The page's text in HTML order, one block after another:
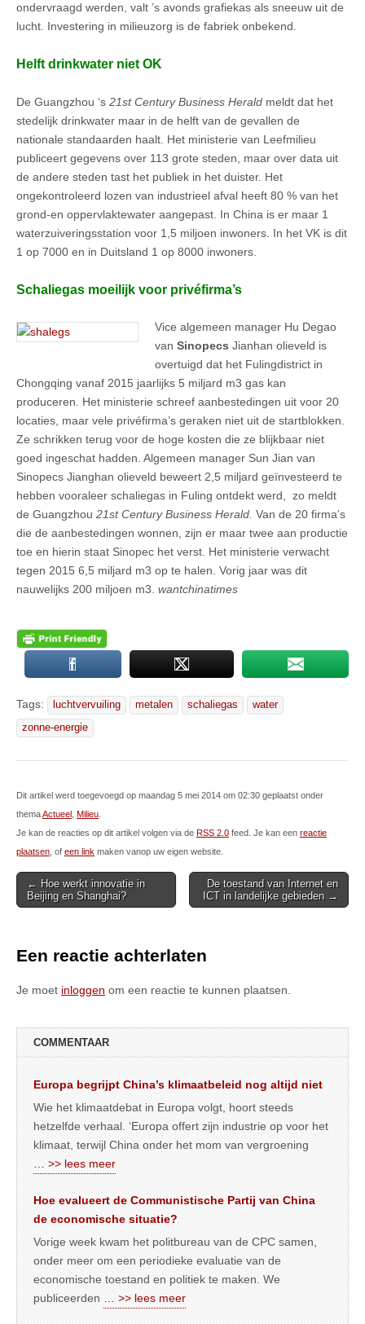
ondervraagd werden, valt ’s avonds grafiekas als sneeuw uit de
lucht. Investering in milieuzorg is de fabriek onbekend.
Helft drinkwater niet OK
De Guangzhou ‘s 21st Century Business Herald meldt dat het
stedelijk drinkwater maar in de helft van de gevallen de
nationale standaarden haalt. Het ministerie van Leefmilieu
publiceert gegevens over 113 grote steden, maar over data uit
de andere steden tast het publiek in het duister. Het
ongekontroleerd lozen van industrieel afval heeft 80 % van het
grond-en oppervlaktewater aangepast. In China is er maar 1
waterzuiveringsstation voor 1,5 miljoen inwoners. In het VK is dit
1 op 7000 en in Duitsland 1 op 8000 inwoners.
Schaliegas moeilijk voor privéfirma’s
Vice algemeen manager Hu Degao
van Sinopecs Jianhan olieveld is
overtuigd dat het Fulingdistrict in
Chongqing vanaf 2015 jaarlijks 5 miljard m3 gas kan
produceren. Het ministerie schreef aanbestedingen uit voor 20
locaties, maar vele privéfirma’s geraken niet uit de startblokken.
Ze schrikken terug voor de hoge kosten die ze blijkbaar niet
goed ingeschat hadden. Algemeen manager Sun Jian van
Sinopecs Jianghan olieveld beweert 2,5 miljard geïnvesteerd te
hebben vooraleer schaliegas in Fuling ontdekt werd, zo meldt
de Guangzhou 21st Century Business Herald. Van de 20 firma’s
die de aanbestedingen wonnen, zijn er maar twee aan productie
toe en hierin staat Sinopec het verst. Het ministerie verwacht
tegen 2015 6,5 miljard m3 op te halen. Vorig jaar was dit
nauwelijks 200 miljoen m3. wantchinatimes
Tags: luchtvervuiling metalen schaliegas
water
zonne-energie
Dit artikel werd toegevoegd op maandag 5 mei 2014 om 02:30 geplaatst onder
themaActueel , Milieu.
Je kan de reacties op dit artikel volgen via de RSS 2.0 feed. Je kan een reactie
plaatsen, of een link maken vanop uw eigen website.
Post
navigation
← Hoe werkt innovatie in
Beijing en Shanghai?
De toestand van Internet en
ICT in landelijke gebieden →
Een reactie achterlaten
Je moet inloggen om een reactie te kunnen plaatsen.
COMMENTAAR
Europa begrijpt China’s klimaatbeleid nog altijd niet
Wie het klimaatdebat in Europa volgt, hoort steeds
hetzelfde verhaal. ‘Europa offert zijn industrie op voor het
klimaat, terwijl China onder het mom van vergroening
… >> lees meer
Hoe evalueert de Communistische Partij van China
de economische situatie?
Vorige week kwam het politbureau van de CPC samen,
onder meer om een periodieke evaluatie van de
economische toestand en politiek te maken. We
publiceerden … >> lees meer